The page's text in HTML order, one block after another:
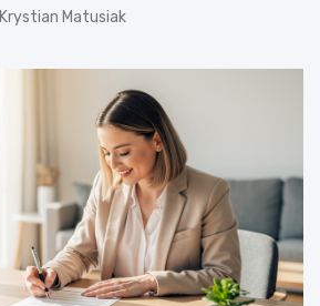
Krystian Matusiak